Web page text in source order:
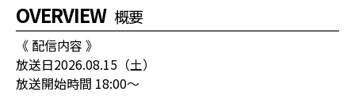
OVERVIEW 概要
《 配信内容 》
放送日2026.08.15（土）
放送開始時間 18:00〜